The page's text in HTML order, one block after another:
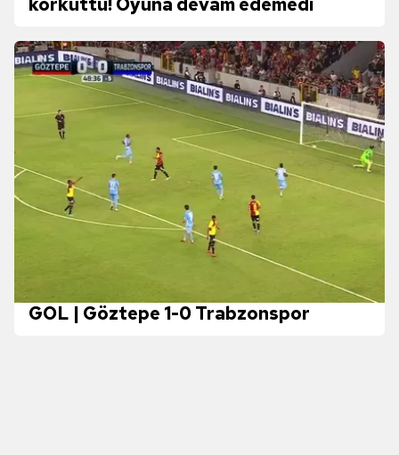
kullanılmaktadır. Diğer çerezler, sitemizin daha işlevsel
kılınması ve kişiselleştirilmesi ve sizlere yönelik
reklam/pazarlama faaliyetlerinin yapılması, amaçlarıyla
sınırlı olarak açık rızanız dahilinde kullanılacaktır.
Çerezlere ilişkin tercihlerinizi aşağıda yer alan panel
vasıtasıyla belirleyebilirsiniz. Çerezlere ilişkin detaylı bilgi
için Ayarlar butonuna tıklayabilir,Çerez Bilgilendirme
Metnimiziziyaret edebilirsiniz.
6698 sayılı Kişisel Verilerin Korunması Kanunu uyarınca
hazırlanmış Aydınlatma Metnimizi okumak ve sitemizde
ilgili mevzuata uygun olarak kullanılan çerezlerle ilgili bilgi
almak için lütfen
GOL | Göztepe 1-0 Trabzonspor